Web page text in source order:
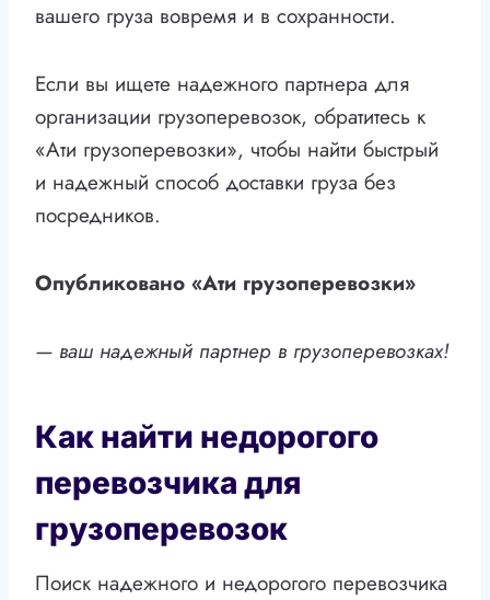
вашего груза вовремя и в сохранности.
Если вы ищете надежного партнера для
организации грузоперевозок, обратитесь к
«Ати грузоперевозки», чтобы найти быстрый
и надежный способ доставки груза без
посредников.
Опубликовано «Ати грузоперевозки»
— ваш надежный партнер в грузоперевозках!
Как найти недорогого
перевозчика для
грузоперевозок
Поиск надежного и недорогого перевозчика